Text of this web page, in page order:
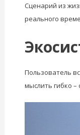
Сценарий из
реального
Пользователь
мыслить гибко